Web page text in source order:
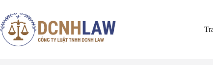
đến
phần
nội
dung